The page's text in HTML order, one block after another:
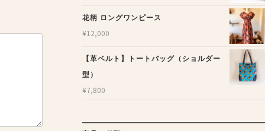
花柄 ロングワンピース
¥12,000
【革ベルト】トートバッグ（ショルダー
型）
¥7,800